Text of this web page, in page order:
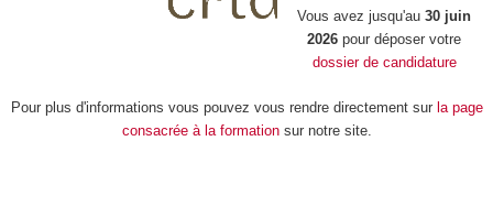
Vous avez jusqu'au 30 juin
2026 pour déposer votre
dossier de candidature
Pour plus d'informations vous pouvez vous rendre directement sur la page
consacrée à la formationsur notre site.